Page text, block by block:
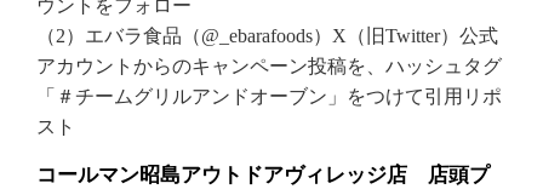
ウントをフォロー
（2）エバラ食品（@_ebarafoods）X（旧Twitter）公式
アカウントからのキャンペーン投稿を、ハッシュタグ
「＃チームグリルアンドオーブン」をつけて引用リポ
スト
コールマン昭島アウトドアヴィレッジ店 店頭プ